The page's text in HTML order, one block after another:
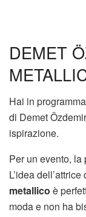
DEMET
Hai in
di Demet
ispirazione.
Per un evento, la
L’idea
metallico è
moda e non ha